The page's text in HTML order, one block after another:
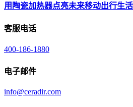
用陶瓷加热器点亮未来移动出行生活
客服电话
400-186-1880
电子邮件
info@ceradir.com